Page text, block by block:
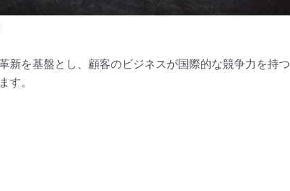
新を基盤とし、顧客のビジネスが国際的な競争力を持つ
す。